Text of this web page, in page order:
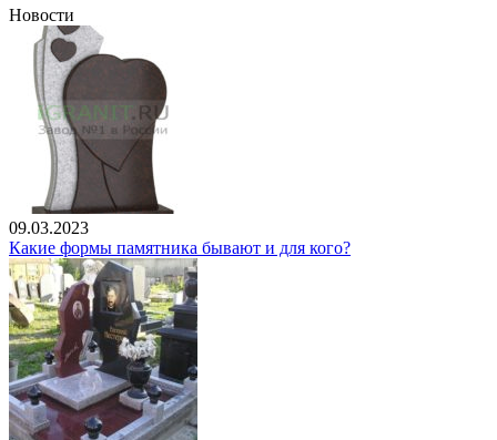
Новости
09.03.2023
Какие формы памятника бывают и для кого?